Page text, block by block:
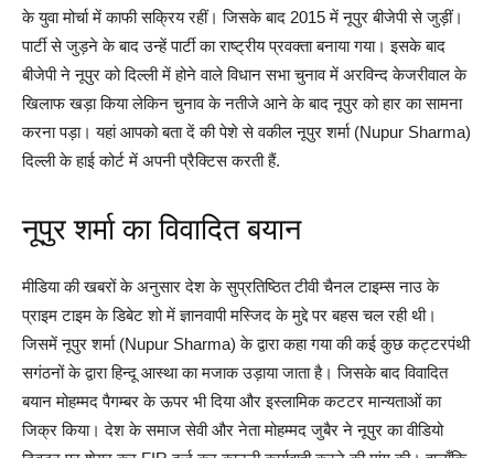
के युवा मोर्चा में काफी सक्रिय रहीं। जिसके बाद 2015 में नूपुर बीजेपी से जुड़ीं।
पार्टी से जुड़ने के बाद उन्हें पार्टी का राष्ट्रीय प्रवक्ता बनाया गया। इसके बाद
बीजेपी ने नूपुर को दिल्ली में होने वाले विधान सभा चुनाव में अरविन्द केजरीवाल के
खिलाफ खड़ा किया लेकिन चुनाव के नतीजे आने के बाद नूपुर को हार का सामना
करना पड़ा। यहां आपको बता दें की पेशे से वकील नूपुर शर्मा (Nupur Sharma)
दिल्ली के हाई कोर्ट में अपनी प्रैक्टिस करती हैं.
नूपुर शर्मा का विवादित बयान
मीडिया की खबरों के अनुसार देश के सुप्रतिष्ठित टीवी चैनल टाइम्स नाउ के
प्राइम टाइम के डिबेट शो में ज्ञानवापी मस्जिद के मुद्दे पर बहस चल रही थी।
जिसमें नूपुर शर्मा (Nupur Sharma) के द्वारा कहा गया की कई कुछ कट्टरपंथी
सगंठनों के द्वारा हिन्दू आस्था का मजाक उड़ाया जाता है। जिसके बाद विवादित
बयान मोहम्मद पैगम्बर के ऊपर भी दिया और इस्लामिक कटटर मान्यताओं का
जिक्र किया। देश के समाज सेवी और नेता मोहम्मद जुबैर ने नूपुर का वीडियो